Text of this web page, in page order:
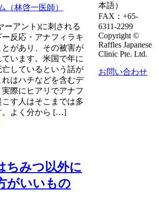
（林啓一医師）
ーアント)に刺される
反応・アナフィラキ
があり、その被害が
います。米国で年に
亡しているという話が
はハチなどを含むデ
際にヒアリでアナフ
こす人はそこまでは多
。よく分から […]
みつ以外に
がいいもの
本語）
FAX：+65-
6311-2299
Copyright ©
Raffles Japanese
Clinic Pte. Ltd.
お問い合わせ